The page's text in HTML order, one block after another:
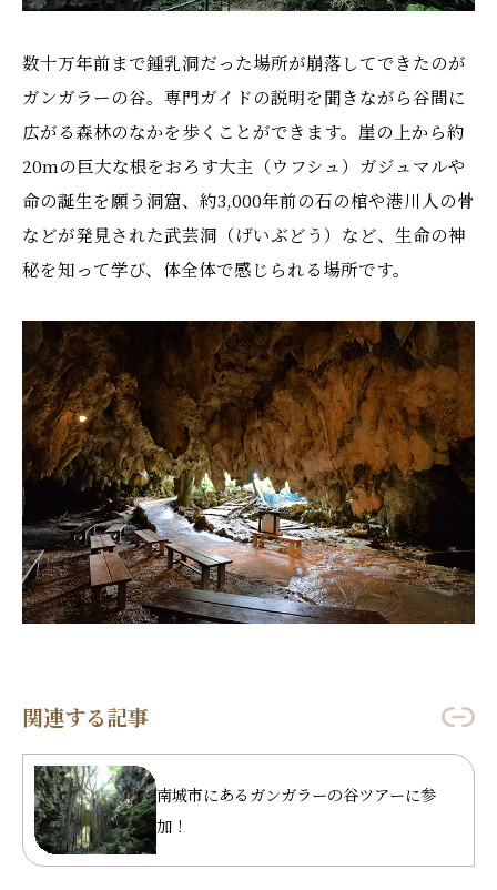
数十万年前まで鍾乳洞だった場所が崩落してできたのが
ガンガラーの谷。専門ガイドの説明を聞きながら谷間に
広がる森林のなかを歩くことができます。崖の上から約
20mの巨大な根をおろす大主（ウフシュ）ガジュマルや
命の誕生を願う洞窟、約3,000年前の石の棺や港川人の骨
などが発見された武芸洞（げいぶどう）など、生命の神
秘を知って学び、体全体で感じられる場所です。
関連する記事
南城市にあるガンガラーの谷ツアーに参
加！